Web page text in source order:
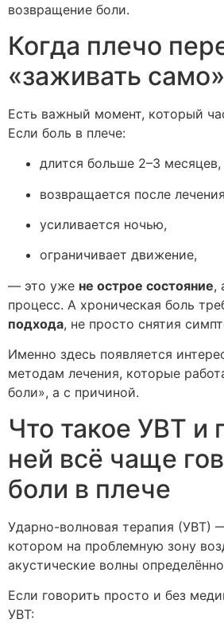
возвращение боли.
Когда плечо
«заживать само»
Есть важный момент, который
Если боль в плече:
длится больше 2–3 месяцев,
возвращается после
усиливается ночью,
ограничивает движение,
— это уже не острое состояние,
процесс. А хроническая боль
подхода, не просто снятия
Именно здесь появляется
методам лечения, которые
боли», а с причиной.
Что такое УВТ и
ней всё чаще
боли в плече
Ударно-волновая терапия (УВТ)
котором на проблемную зону
акустические волны
Если говорить просто и без
УВТ: